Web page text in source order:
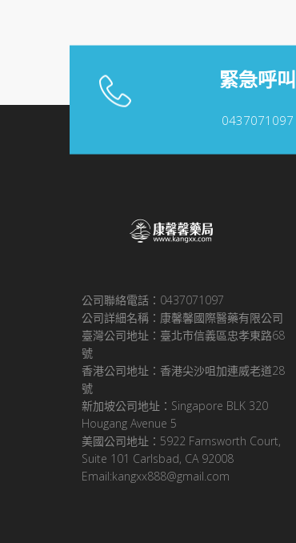
緊急呼叫
0437071097
公司聯絡電話：0437071097
公司詳細名稱：康馨馨國際醫藥有限公司
臺灣公司地址：臺北市信義區忠孝東路68
號
香港公司地址：香港尖沙咀加連威老道28
號
新加坡公司地址：Singapore BLK 320
Hougang Avenue 5
美國公司地址：5922 Farnsworth Court,
Suite 101 Carlsbad, CA 92008
Email:kangxx888@gmail.com